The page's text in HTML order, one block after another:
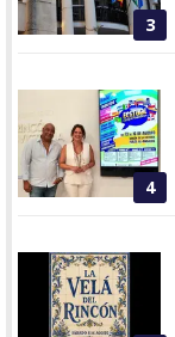
3
4